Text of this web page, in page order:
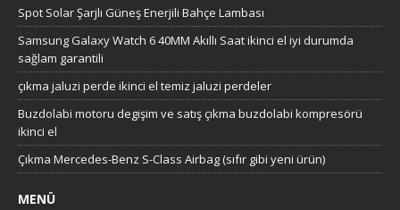
Spot Solar Şarjlı Güneş Enerjili Bahçe Lambası
Samsung Galaxy Watch 6 40MM Akıllı Saat ikinci el iyi durumda
sağlam garantili
çıkma jaluzi perde ikinci el temiz jaluzi perdeler
Buzdolabi motoru degişim ve satış çıkma buzdolabi kompresörü
ikinci el
Çıkma Mercedes-Benz S-Class Airbag (sıfır gibi yeni ürün)
MENÜ